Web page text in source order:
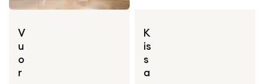
V
u
o
r
K
is
s
a